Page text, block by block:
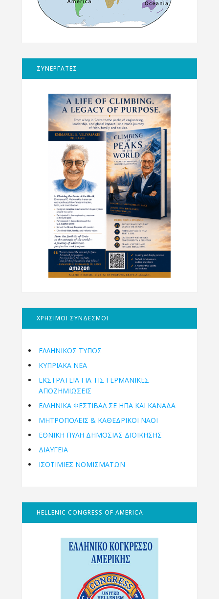
ΣΥΝΕΡΓΑΤΕΣ
ΧΡΗΣΙΜΟΙ ΣΥΝΔΕΣΜΟΙ
ΕΛΛΗΝΙΚΟΣ ΤΥΠΟΣ
ΚΥΠΡΙΑΚΑ ΝΕΑ
ΕΚΣΤΡΑΤΕΙΑ ΓΙΑ ΤΙΣ ΓΕΡΜΑΝΙΚΕΣ
ΑΠΟΖΗΜΙΩΣΕΙΣ
ΕΛΛΗΝΙΚΆ ΦΕΣΤΙΒΆΛ ΣΕ ΗΠΑ ΚΑΙ ΚΑΝΑΔΑ
ΜΗΤΡΟΠΌΛΕΙΣ & ΚΑΘΕΔΡΙΚΟΊ ΝΑΟΊ
ΕΘΝΙΚΉ ΠΎΛΗ ΔΗΜΌΣΙΑΣ ΔΙΟΊΚΗΣΗΣ
ΔΙΑΥΓΕΙΑ
ΙΣΟΤΙΜΙΕΣ ΝΟΜΙΣΜΑΤΩΝ
HELLENIC CONGRESS OF AMERICA